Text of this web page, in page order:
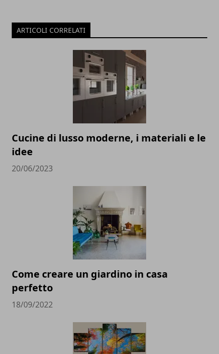
ARTICOLI CORRELATI
Cucine di lusso moderne, i materiali e le
idee
20/06/2023
Come creare un giardino in casa
perfetto
18/09/2022